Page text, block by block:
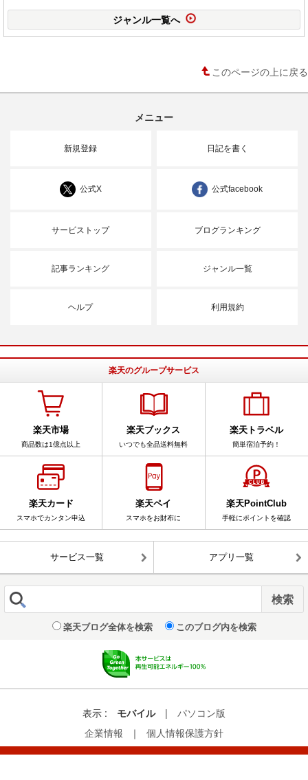
ジャンル一覧へ
このページの上に戻る
メニュー
新規登録 日記を書く
公式X 公式facebook
サービストップ ブログランキング
記事ランキング ジャンル一覧
ヘルプ 利用規約
楽天のグループサービス
楽天市場
商品数は1億点以上
楽天ブックス
いつでも全品送料無料
楽天トラベル
簡単宿泊予約！
楽天カード
スマホでカンタン申込
楽天ペイ
スマホをお財布に
楽天PointClub
手軽にポイントを確認
サービス一覧 アプリ一覧
楽天ブログ全体を検索 このブログ内を検索
表示 : モバイル |
パソコン版
企業情報
｜ 個人情報保護方針